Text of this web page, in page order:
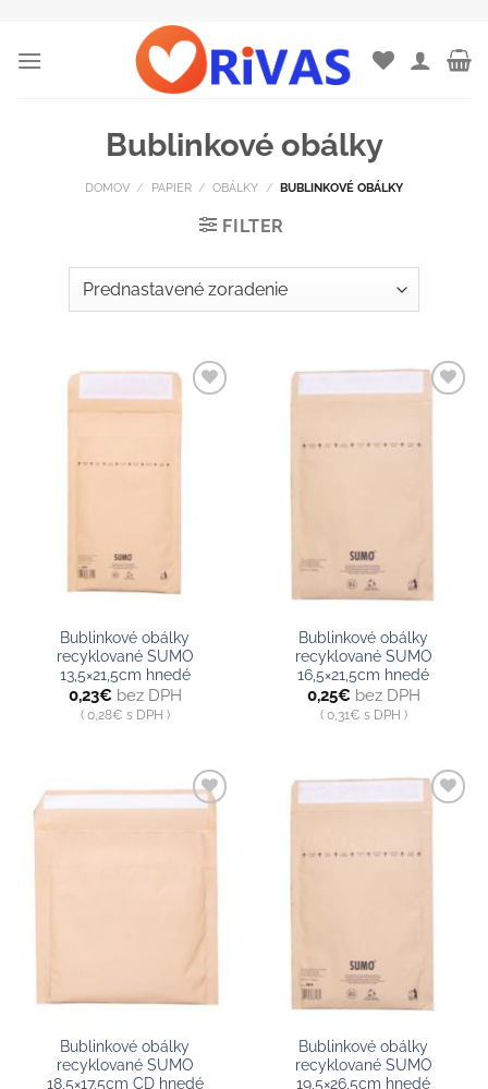
content
Bublinkové obálky
DOMOV / PAPIER / OBÁLKY / BUBLINKOVÉ OBÁLKY
FILTER
Bublinkové obálky
recyklované SUMO
13,5×21,5cm hnedé
0,23€bez DPH
0,28€ s DPH
Bublinkové obálky
recyklované SUMO
16,5×21,5cm hnedé
0,25€bez DPH
0,31€ s DPH
Bublinkové obálky
recyklované SUMO
18,5×17,5cm CD hnedé
Bublinkové obálky
recyklované SUMO
19,5×26,5cm hnedé